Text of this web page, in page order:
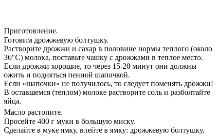
Приготовление. ᅠ
Готовим дрожжевую болтушку.
Растворите дрожжи и сахар в половине нормы теплого (около
36″С) молока, поставьте чашку с дрожжами в теплое место.
Если дрожжи хорошие, то через 15-20 минут они должны
ожить и подняться пенной шапочкой.
Если «шапочки» не получилось, то следует поменять дрожжи!
В оставшемся (теплом) молоке растворите соль и разболтайте
яйца.
Масло растопите. ᅠ
Просейте 400 г муки в большую миску.
Сделайте в муке ямку, влейте в ямку: дрожжевую болтушку,